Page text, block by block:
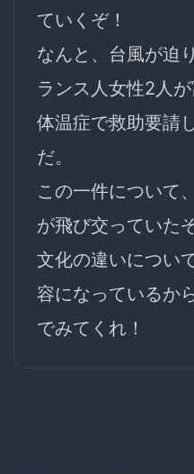
ていくぞ！
なんと、 台風が迫
ランス人女性2人が
体温症で救助要請
だ。
この一件について
が飛び交っていたぞ
文化の違いについ
容になっているか
でみてくれ！